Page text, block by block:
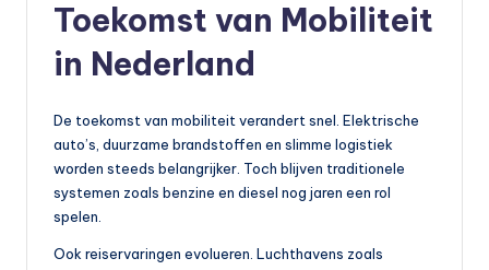
Toekomst van Mobiliteit
in Nederland
De toekomst van mobiliteit verandert snel. Elektrische
auto’s, duurzame brandstoffen en slimme logistiek
worden steeds belangrijker. Toch blijven traditionele
systemen zoals benzine en diesel nog jaren een rol
spelen.
Ook reiservaringen evolueren. Luchthavens zoals